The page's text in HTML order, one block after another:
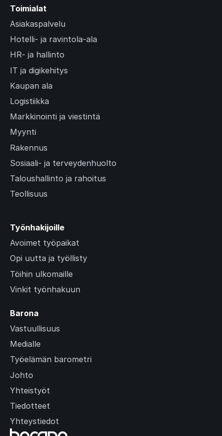
Toimialat
Asiakaspalvelu
Hotelli- ja ravintola-ala
HR- ja hallinto
IT ja digikehitys
Kaupan ala
Logistiikka
Markkinointi ja viestintä
Myynti
Rakennus
Sosiaali- ja terveydenhuolto
Taloushallinto ja rahoitus
Teollisuus
Työnhakijoille
Avoimet työpaikat
Opi uutta ja työllisty
Töihin ulkomaille
Vinkit työnhakuun
Barona
Vastuullisuus
Medialle
Työelämän barometri
Johto
Yhteistyöt
Tiedotteet
Yhteystiedot